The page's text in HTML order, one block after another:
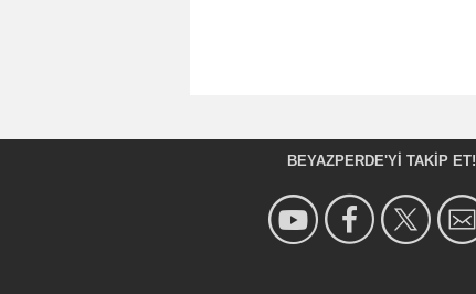
BEYAZPERDE'YI TAKIP ET!